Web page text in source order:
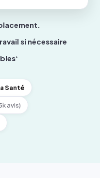
si nécessaire
*
Santé
avis)